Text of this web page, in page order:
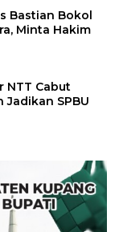
Bastian Bokol
Minta Hakim
NTT Cabut
Jadikan SPBU